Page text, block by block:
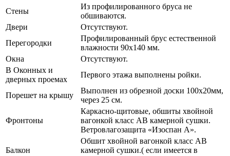
Стены
Из профилированного бруса не
обшиваются.
Двери
Отсутствуют.
Перегородки
Профилированный брус естественной
влажности 90х140 мм.
Окна
Отсутствуют.
В Оконных и
дверных проемах
Первого этажа выполнены ройки.
Порешет на крышу
Выполнен из обрезной доски 100х20мм,
через 25 см.
Фронтоны
Каркасно-щитовые, обшиты хвойной
вагонкой класс АВ камерной сушки.
Ветровлагозащита «Изоспан А».
Балкон
Обшит хвойной вагонкой класс АВ
камерной сушки.( если имеется в